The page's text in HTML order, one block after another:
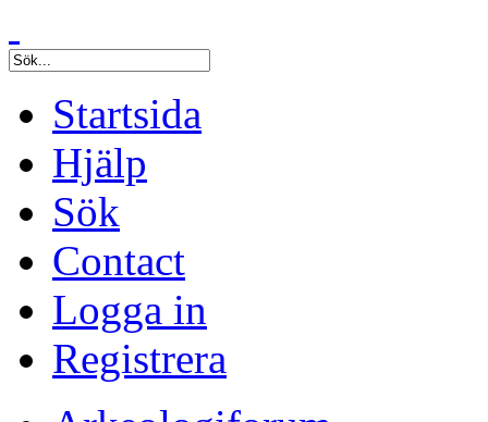
Startsida
Hjälp
Sök
Contact
Logga in
Registrera